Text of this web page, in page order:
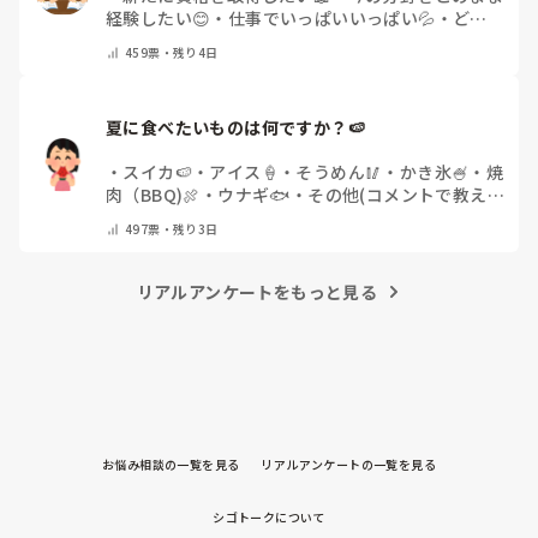
経験したい😊 ・ 仕事でいっぱいいっぱい💦 ・ どん
教えてください）
459票・残り4日
夏に食べたいものは何ですか？🍉
・ スイカ🍉 ・ アイス🍦 ・ そうめん🥢 ・ かき氷🍧 ・ 焼
肉（BBQ)🍖 ・ ウナギ🐟 ・ その他(コメントで教え
497票・残り3日
リアルアンケートをもっと見る
お悩み相談の一覧を見る リアルアンケートの一覧を見る
シゴトークについて